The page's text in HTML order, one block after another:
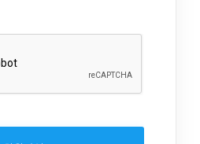
트웨어 및 장비 등을 통하여
" 서비스와 관련하여 회사와
으로 합니다.
탈퇴 의사의 확인
을 포함하여 서비스의 원활
행위에 대한 방지 및 제
관 개정 등의 고지사항 전
기록 보존, 민원처리 등 이
접속 빈도 분석, 서비스 이